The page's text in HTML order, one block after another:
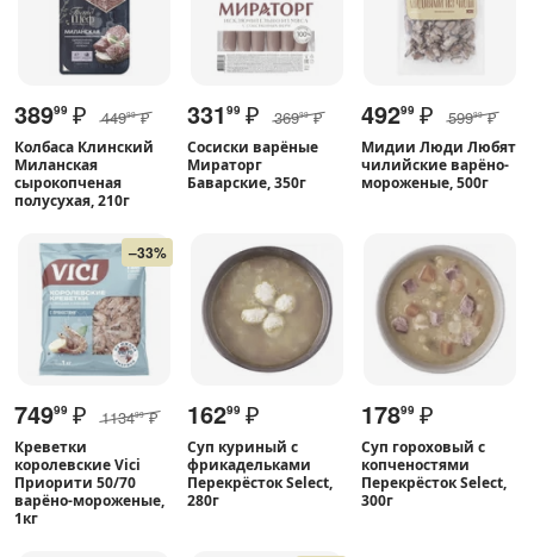
38999 ₽ 44999 ₽
Колбаса Клинский
Миланская
сырокопченая
полусухая, 210г
33199 ₽ 36999 ₽
Сосиски варёные
Мираторг
Баварские, 350г
49299 ₽ 59999 ₽
Мидии Люди Любят
чилийские варёно-
мороженые, 500г
–33%
74999 ₽ 113499 ₽
Креветки
королевские Vici
Приорити 50/70
варёно-мороженые,
1кг
16299 ₽
Суп куриный с
фрикадельками
Перекрёсток Select,
280г
17899 ₽
Суп гороховый с
копченостями
Перекрёсток Select,
300г